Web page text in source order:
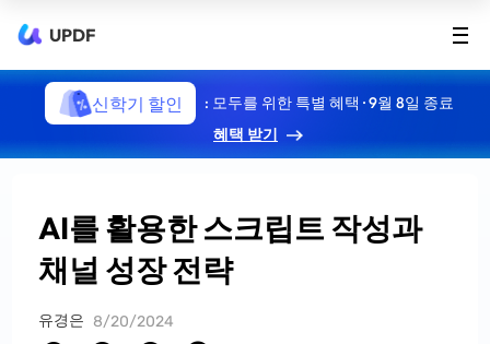
UPDF
신학기 할인
: 모두를 위한 특별 혜택 · 9월 8일 종료
혜택 받기
AI를 활용한 스크립트 작성과
채널 성장 전략
유경은 8/20/2024